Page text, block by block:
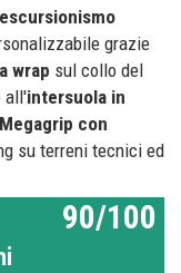
escursionismo
grazie
wrap sul collo del
all'intersuola in
con
su terreni tecnici ed
90/100